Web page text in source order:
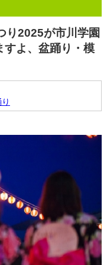
り2025が市川学園
すよ、盆踊り・模